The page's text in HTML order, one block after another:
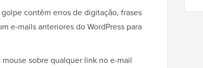
contêm erros de digitação, frases
e-mails anteriores do WordPress para
mouse sobre qualquer link no e-mail